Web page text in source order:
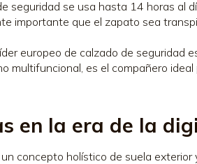
seguridad se usa hasta 14 horas al
importante que el zapato sea
europeo de calzado de seguridad
multifuncional, es el compañero
en la era de la
un concepto holístico de suela